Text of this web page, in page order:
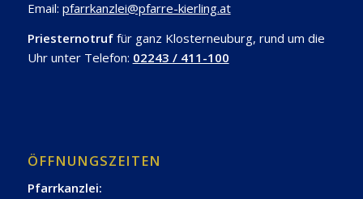
Email: pfarrkanzlei@pfarre-kierling.at
Priesternotruf für ganz Klosterneuburg, rund um die
Uhr unter Telefon: 02243 / 411-100
ÖFFNUNGSZEITEN
Pfarrkanzlei: